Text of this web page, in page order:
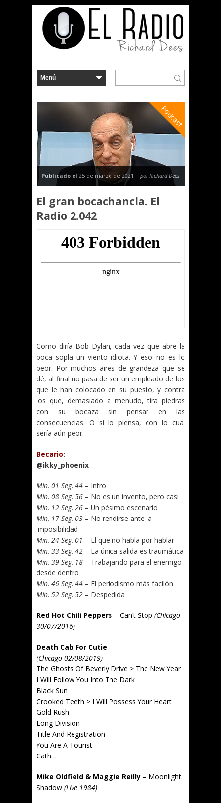
Podcast
Publicado el 25 de marzo de 2021 | por Richard Dees
El gran bocachancla. El
Radio 2.042
Como diría Bob Dylan, cada vez que abre la
boca sopla un viento idiota. Y eso no es lo
peor. Por muchos aires de grandeza que se
dé, al final no pasa de ser un empleado de los
que le han colocado en su puesto, y contra
los que, demasiado a menudo, tira piedras
con su bocaza sin pensar en las
consecuencias. O sí lo piensa, con lo cual
sería aún peor.
Becario:
@ikky_phoenix
Min. 01 Seg. 44 – Intro
Min. 08 Seg. 56 – No es un invento, pero casi
Min. 12 Seg. 26 – Un pésimo escenario
Min. 17 Seg. 03 – No rendirse ante la
imposibilidad
Min. 24 Seg. 01 – El que no habla por hablar
Min. 33 Seg. 42 – La única salida es traumática
Min. 39 Seg. 18 – Trabajando para el enemigo
desde dentro
Min. 46 Seg. 44 – El periodismo más facilón
Min. 52 Seg. 52 – Despedida
Red Hot Chili Peppers – Can’t Stop (Chicago
30/07/2016)
Death Cab For Cutie
(Chicago 02/08/2019)
The Ghosts Of Beverly Drive > The New Year
I Will Follow You Into The Dark
Black Sun
Crooked Teeth > I Will Possess Your Heart
Gold Rush
Long Division
Title And Registration
You Are A Tourist
Cath…
Mike Oldfield & Maggie Reilly – Moonlight
Shadow (Live 1984)